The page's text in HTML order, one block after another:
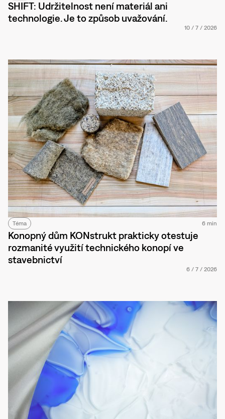
SHIFT: Udržitelnost není materiál ani
technologie. Je to způsob uvažování.
10 / 7 / 2026
Téma 6 min
Konopný dům KONstrukt prakticky otestuje
rozmanité využití technického konopí ve
stavebnictví
6 / 7 / 2026